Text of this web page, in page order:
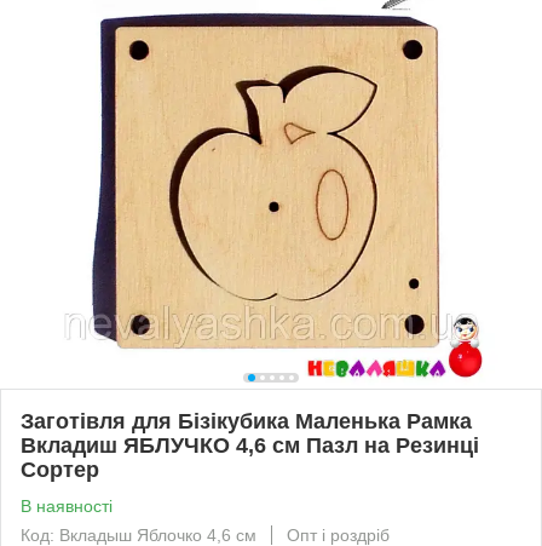
Заготівля для Бізікубика Маленька Рамка
Вкладиш ЯБЛУЧКО 4,6 см Пазл на Резинці
Сортер
В наявності
Код: Вкладыш Яблочко 4,6 см
Опт і роздріб